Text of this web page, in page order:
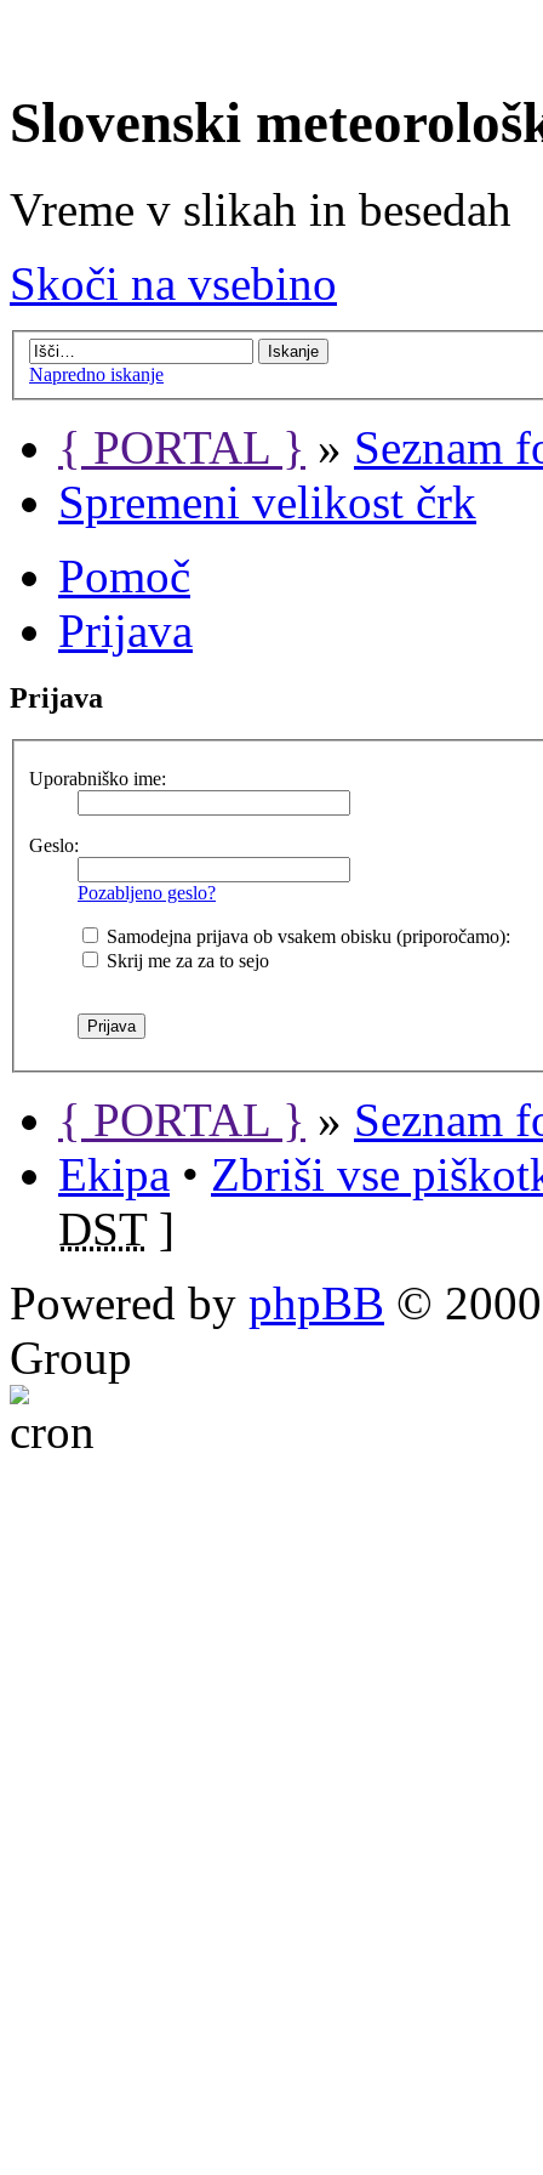
Slovenski
Vreme v slikah in besedah
Skoči na vsebino
Napredno iskanje
{ PORTAL } » Seznam
Spremeni velikost črk
Pomoč
Prijava
Prijava
Uporabniško ime:
Geslo:
Pozabljeno geslo?
Samodejna prijava ob vsakem obisku (priporočamo):
Skrij me za za to sejo
{ PORTAL } » Seznam
Ekipa • Zbriši vse
DST]
Powered by phpBB ©
Group